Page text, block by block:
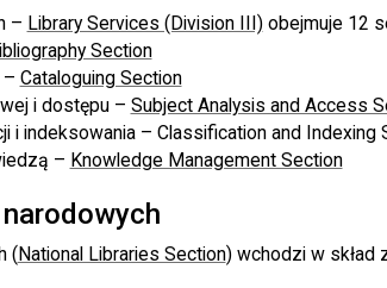
– Library Services (Division III)obejmuje 12
Section
– Cataloguing Section
i dostępu – Subject Analysis and Access
i indeksowania – Classification and Indexing
– Knowledge Management Section
(National Libraries Section) wchodzi w skład